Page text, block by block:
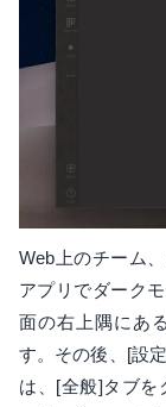
Web上のチーム
アプリでダーク
面の右上隅にあ
す。その後、[設
は、[全般]タブを